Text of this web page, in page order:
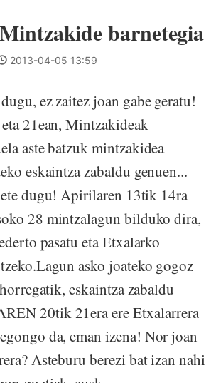
barnetegia
2013-04-05 13:59
ez zaitez joan gabe geratu!
21ean, Mintzakideak
aste batzuk mintzakidea
eskaintza zabaldu genuen...
dugu! Apirilaren 13tik 14ra
28 mintzalagun bilduko dira,
pasatu eta Etxalarko
asko joateko gogoz
eskaintza zabaldu
20tik 21era ere Etxalarrera
da, eman izena! Nor joan
Asteburu berezi bat izan nahi